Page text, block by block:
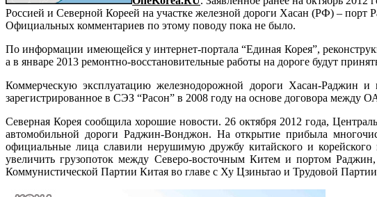
Россией и Северной Кореей на участке железной дороги Хасан (РФ) –
Официальных комментариев по этому поводу пока не было.
По информации имеющейся у интернет-портала “Единая Корея”,
а в январе 2013 ремонтно-восстановительные работы на дороге будут
Коммерческую эксплуатацию железнодорожной дороги Хасан-Раджин и
зарегистрированное в СЭЗ “Расон” в 2008 году на основе договора
Северная Корея сообщила хорошие новости. 26 октября 2012 года,
автомобильной дороги Раджин-Вонджон. На открытие прибыла
официальные лица славили нерушимую дружбу китайского и корейского
увеличить грузопоток между Северо-восточным Китем и портом
Коммунистической Партии Китая во главе с Ху Цзиньтао и Трудовой